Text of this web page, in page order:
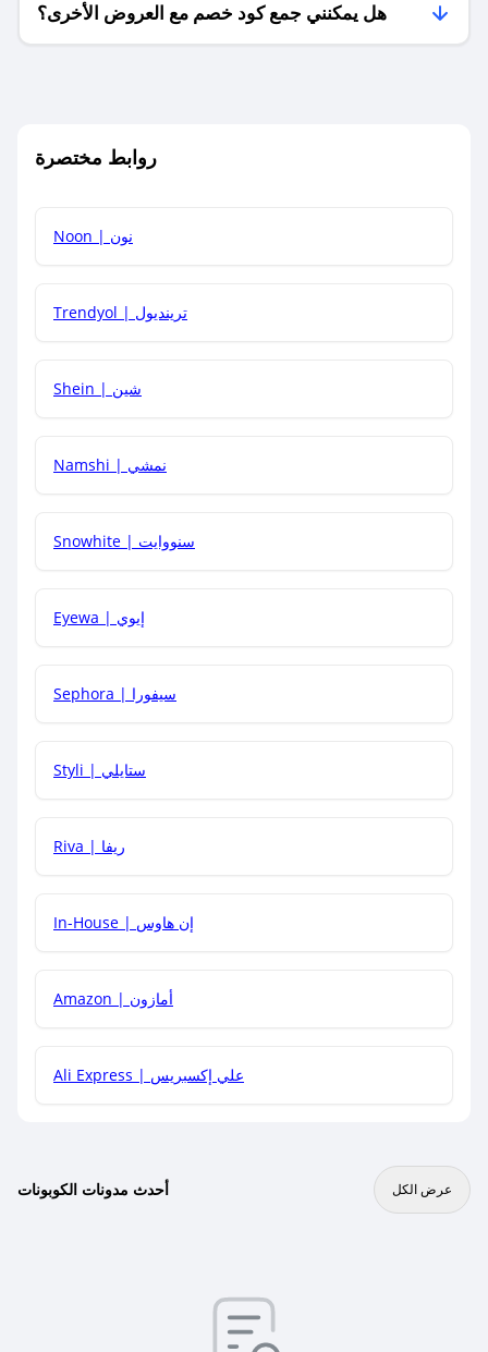
هل يمكنني جمع كود خصم مع العروض الأخرى؟
كم مدة صلاحية كود الخصم؟
كيف أحصل على توصيل مجاني أو بدون رسوم الشحن ؟
هل يمكنني جمع كود خصم مع العروض الأخرى؟
روابط مختصرة
Noon | نون
Trendyol | ترينديول
Shein | شين
Namshi | نمشي
Snowhite | سنووايت
Eyewa | إيوي
Sephora | سيفورا
Styli | ستايلي
Riva | ريفا
In-House | إن هاوس
Amazon | أمازون
Ali Express | علي إكسبريس
أحدث مدونات الكوبونات عرض الكل